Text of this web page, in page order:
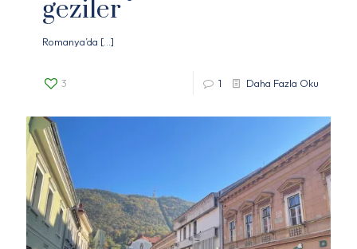
geziler
Romanya’da […]
3 1 Daha Fazla Oku